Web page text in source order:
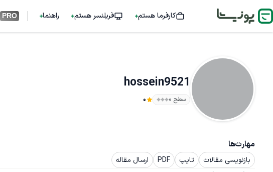
کارفرما هستم فریلنسر هستم راهنما PRO
hossein9521
سطح ۰ 0
مهارت‌ها
بازنویسی مقالات تایپ PDF ارسال مقاله